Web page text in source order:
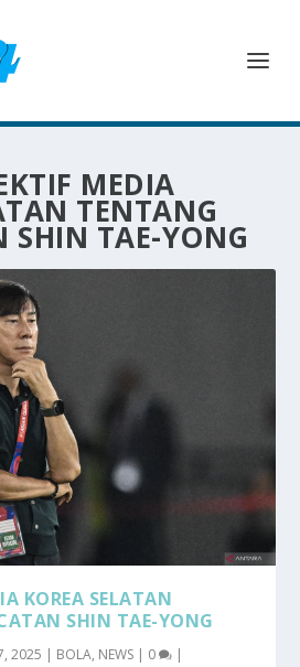
MEDIA
TENTANG
SHIN TAE-YONG
KOREA SELATAN
SHIN TAE-YONG
2025 | BOLA, NEWS | 0 |